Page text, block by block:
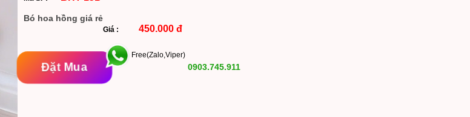
Bó hoa hồng giá rẻ
Giá : 450.000 đ
Đặt Mua
Free(Zalo,Viper)
0903.745.911